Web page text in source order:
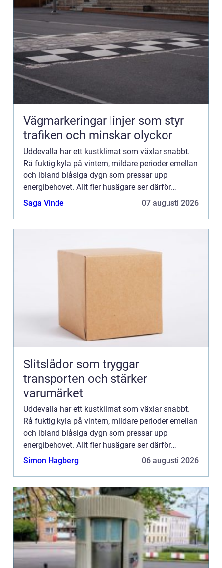
Vägmarkeringar linjer som styr
trafiken och minskar olyckor
Uddevalla har ett kustklimat som växlar snabbt.
Rå fuktig kyla på vintern, mildare perioder emellan
och ibland blåsiga dygn som pressar upp
energibehovet. Allt fler husägare ser därför
värmepumpen som ett s&...
Saga Vinde 07 augusti 2026
Slitslådor som tryggar
transporten och stärker
varumärket
Uddevalla har ett kustklimat som växlar snabbt.
Rå fuktig kyla på vintern, mildare perioder emellan
och ibland blåsiga dygn som pressar upp
energibehovet. Allt fler husägare ser därför
värmepumpen som ett s&...
Simon Hagberg 06 augusti 2026